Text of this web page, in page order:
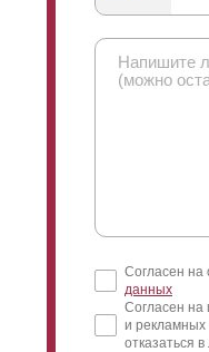
смотреть с лицевой
небо, а не участок.
забора обзор
часть
Согласен на
данных
Согласен
и
отказаться